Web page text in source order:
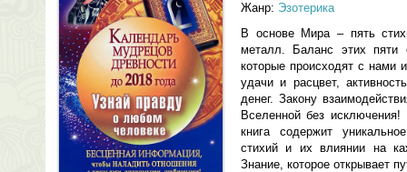
Жанр: Эзотерика
В основе Мира – пять
металл. Баланс этих пяти
которые происходят с нами
удачи и расцвет,
денег. Закону
Вселенной без
книга содержит
стихий и их влиянии на
Знание, которое открывает